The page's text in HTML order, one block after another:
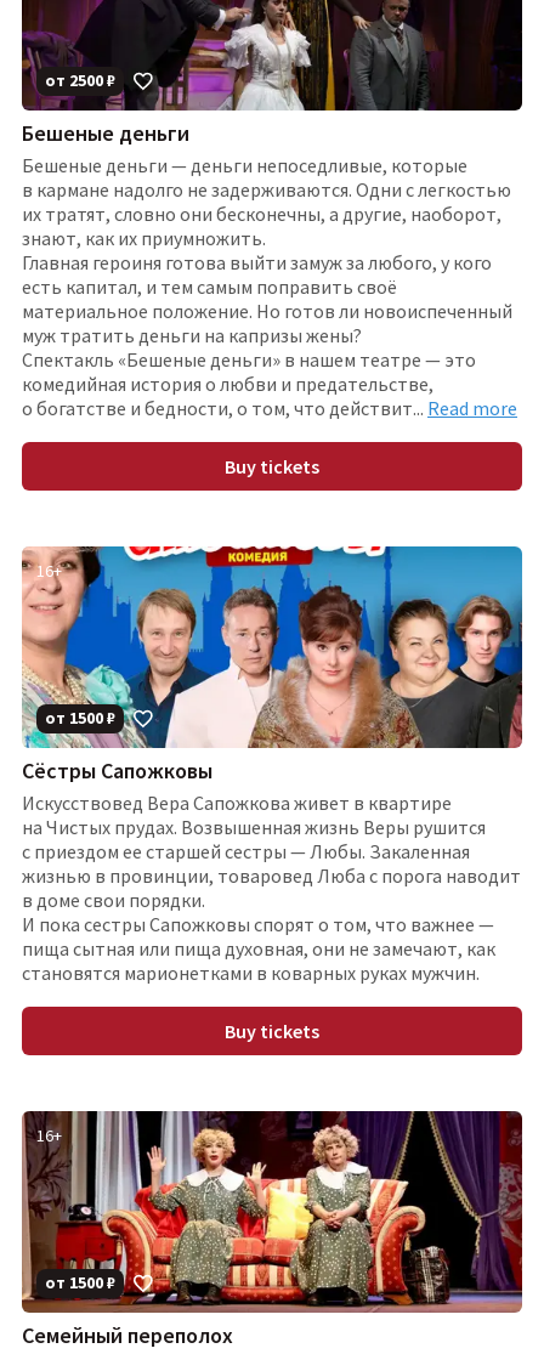
от 2500₽
Бешеные деньги
Бешеные деньги — деньги непоседливые, которые
в кармане надолго не задерживаются. Одни с легкостью
их тратят, словно они бесконечны, а другие, наоборот,
знают, как их приумножить.
Главная героиня готова выйти замуж за любого, у кого
есть капитал, и тем самым поправить своё
материальное положение. Но готов ли новоиспеченный
муж тратить деньги на капризы жены?
Спектакль «Бешеные деньги» в нашем театре — это
комедийная история о любви и предательстве,
о богатстве и бедности, о том, что действит... Read more
Buy tickets
16+
от 1500₽
Сёстры Сапожковы
Искусствовед Вера Сапожкова живет в квартире
на Чистых прудах. Возвышенная жизнь Веры рушится
с приездом ее старшей сестры — Любы. Закаленная
жизнью в провинции, товаровед Люба с порога наводит
в доме свои порядки.
И пока сестры Сапожковы спорят о том, что важнее —
пища сытная или пища духовная, они не замечают, как
становятся марионетками в коварных руках мужчин.
Buy tickets
16+
от 1500₽
Семейный переполох